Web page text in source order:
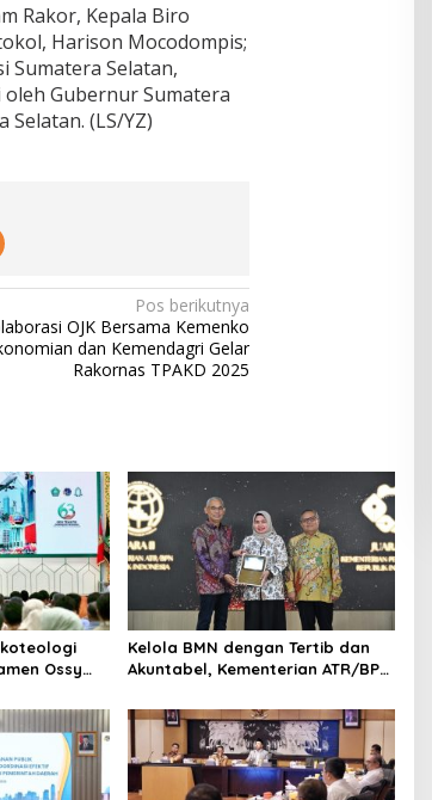
Rakor, Kepala Biro
Harison Mocodompis;
Sumatera Selatan,
Gubernur Sumatera
Selatan. (LS/YZ)
Pos berikutnya
OJK Bersama Kemenko
dan Kemendagri Gelar
Rakornas TPAKD 2025
Ossy
Tanah
Kelola BMN dengan Tertib dan
Akuntabel, Kementerian ATR/BPN
2025